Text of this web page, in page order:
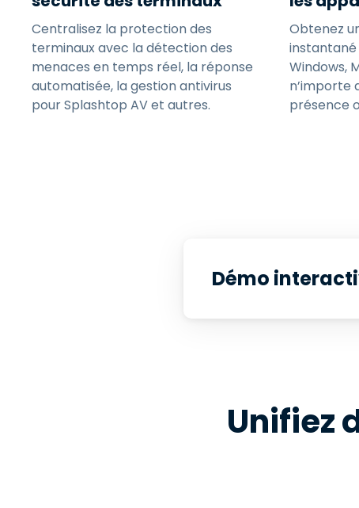
Centralisez la protection des
terminaux avec la détection des
menaces en temps réel, la réponse
automatisée, la gestion antivirus
pour Splashtop AV et autres.
Obtenez
instantané
Windows,
n’importe
présence
Démo
Unifiez